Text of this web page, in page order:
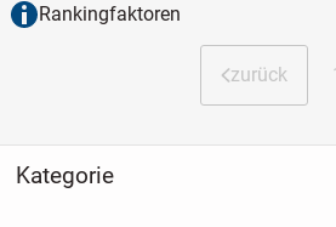
Rankingfaktoren
zurück 1
Kategorie